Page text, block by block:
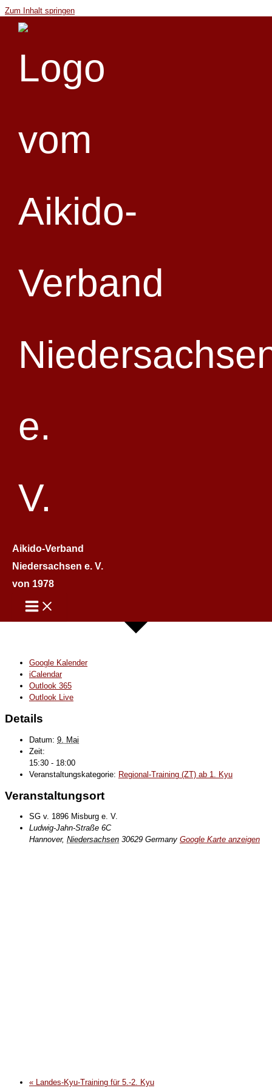
Zum Inhalt springen
Aikido-Verband
Niedersachsen e. V.
von 1978
Regional-Training (ZT) ab 1. Kyu
Dan-Vorbereitung ab 1. Kyu
Lehrer: Damian Magiera, 6. Dan Aikido, Thema: Hanmi-hantachi
Google Kalender
iCalendar
Outlook 365
Outlook Live
Details
Datum: 9. Mai
Zeit:
15:30 - 18:00
Veranstaltungskategorie: Regional-Training (ZT) ab 1. Kyu
Veranstaltungsort
SG v. 1896 Misburg e. V.
Ludwig-Jahn-Straße 6C
Hannover, Niedersachsen 30629 Germany Google Karte anzeigen
« Landes-Kyu-Training für 5.-2. Kyu